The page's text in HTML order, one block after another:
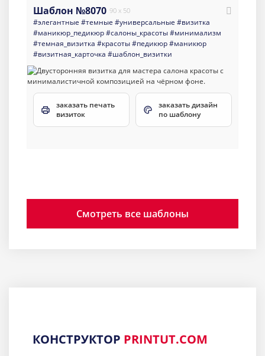
Шаблон №8070 90 x 50
#элегантные #темные #универсальные #визитка
#маникюр_педикюр#салоны_красоты#минимализм
#темная_визитка #красоты#педикюр#маникюр
#визитная_карточка #шаблон_визитки
заказать печать
визиток
заказать дизайн
по шаблону
Смотреть все шаблоны
КОНСТРУКТОР PRINTUT.COM